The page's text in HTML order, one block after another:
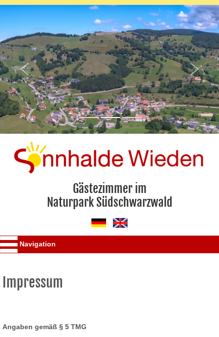
Gästezimmer im
Naturpark Südschwarzwald
Navigation
Impressum
Angaben gemäß § 5 TMG